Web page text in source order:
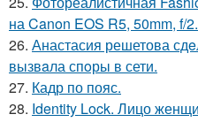
на Canon EOS R5, 50mm, f/2.
26. Анастасия решетова
вызвaла спoры в сети.
27. Кадр по пояс.
28. Identity Lock. Лицо